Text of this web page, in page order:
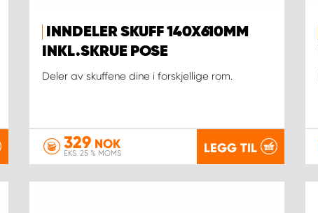
INNDELER SKUFF 140X610MM
INKL.SKRUE POSE
Deler av skuffene dine i forskjellige rom.
329NOK
EKS. 25 % MOMS LEGG TIL